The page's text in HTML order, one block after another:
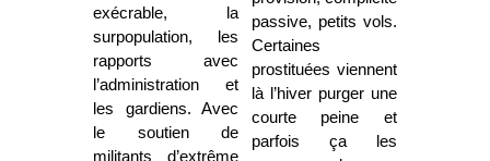
exécrable, la
surpopulation, les
rapports avec
l’administration et
les gardiens. Avec
le soutien de
militants d’extrême
passive, petits vols.
Certaines
prostituées viennent
là l’hiver purger une
courte peine et
parfois ça les